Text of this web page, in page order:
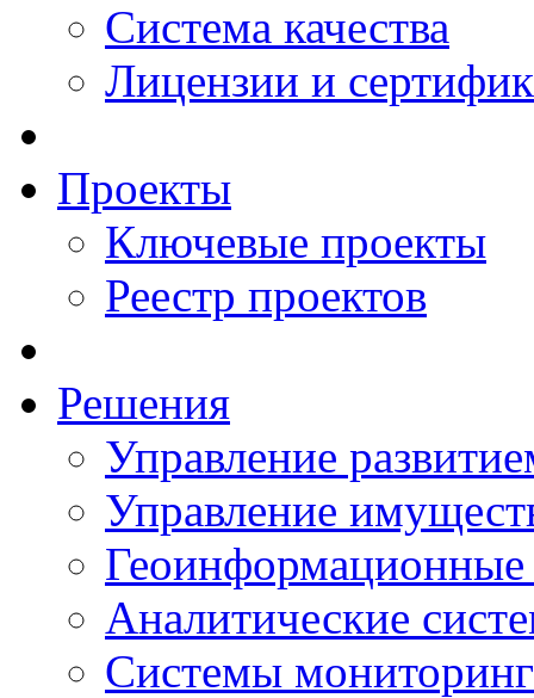
Система качества
Лицензии и
Проекты
Ключевые проекты
Реестр проектов
Решения
Управление
Управление
Аналитические
Системы